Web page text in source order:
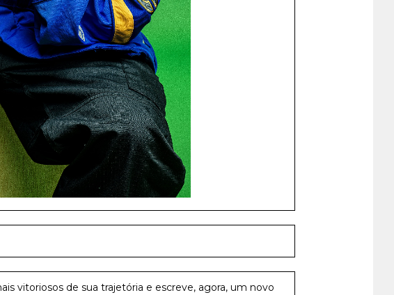
vitoriosos de sua trajetória e escreve, agora, um novo